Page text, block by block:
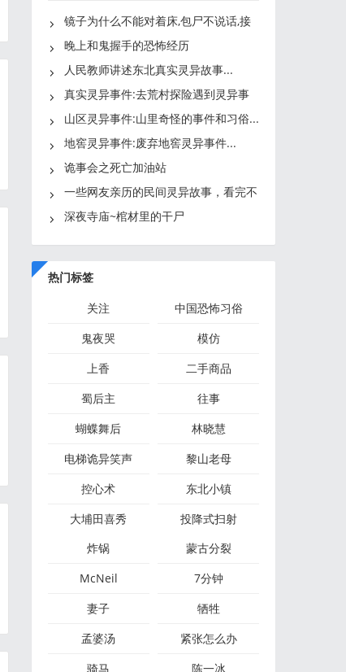
镜子为什么不能对着床,包尸不说话,接
生婆和屠夫的红手套,见鬼
晚上和鬼握手的恐怖经历
人民教师讲述东北真实灵异故事...
真实灵异事件:去荒村探险遇到灵异事
件在守墓人的指点下化解
山区灵异事件:山里奇怪的事件和习俗...
地窖灵异事件:废弃地窖灵异事件...
诡事会之死亡加油站
一些网友亲历的民间灵异故事，看完不
禁让人背脊发凉...
深夜寺庙~棺材里的干尸
热门标签
关注
中国恐怖习俗
鬼夜哭
模仿
上香
二手商品
蜀后主
往事
蝴蝶舞后
林晓慧
电梯诡异笑声
黎山老母
控心术
东北小镇
大埔田喜秀
投降式扫射
炸锅
蒙古分裂
McNeil
7分钟
妻子
牺牲
孟婆汤
紧张怎么办
骑马
陈一冰